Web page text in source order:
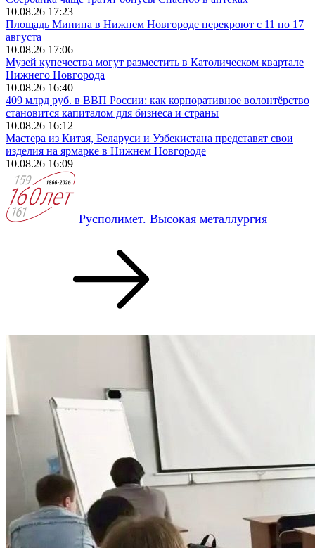
10.08.26 17:23
Площадь Минина в Нижнем Новгороде перекроют с 11 по 17
августа
10.08.26 17:06
Музей купечества могут разместить в Католическом квартале
Нижнего Новгорода
10.08.26 16:40
409 млрд руб. в ВВП России: как корпоративное волонтёрство
становится капиталом для бизнеса и страны
10.08.26 16:12
Мастера из Китая, Беларуси и Узбекистана представят свои
изделия на ярмарке в Нижнем Новгороде
10.08.26 16:09
Русполимет. Высокая металлургия